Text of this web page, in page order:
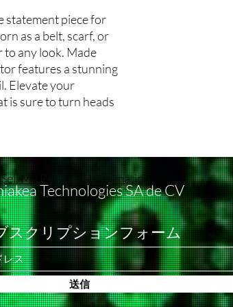
statement piece for
as a belt, scarf, or
to any look. Made
features a stunning
Elevate your
is sure to turn heads
cual" y no asumimos
insatisfacción que
Cancelaciones: No
una vez que se haya
revisa
compra.
Cómo Contactarnos:
política de devolución
con un producto
nuestro equipo de
Seguro de Envío: No
estándar para los
un seguro a tu envío,
compra para discutir
Dirección de Envío:
proporcionar la
realizar un pedido.
envíos perdidos o
incorrecta o
Seguimiento de
seguimiento una vez
cósmicos que
Materiales de Calidad:
Tejido Suave:
playera ofrece un
cómodo durante
Duradera:
mantener su
lavados.
Ocasiones Versátiles:
Estilo Casual:
sea para salir con
Technologies SA de CV
Sell My Personal Information
スクリプションフォーム
送信